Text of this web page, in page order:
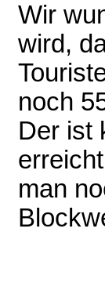
Wir
wird,
noch
Der ist
man